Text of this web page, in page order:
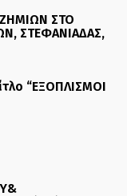
ΣΤΟ
ΣΤΕΦΑΝΙΑΔΑΣ,
“ΕΞΟΠΛΙΣΜΟΙ